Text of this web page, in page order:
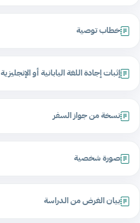
خطاب توصية
إثبات إجادة اللغة اليابانية أو الإنجليزية
نسخة من جواز السفر
صورة شخصية
بيان الغرض من الدراسة